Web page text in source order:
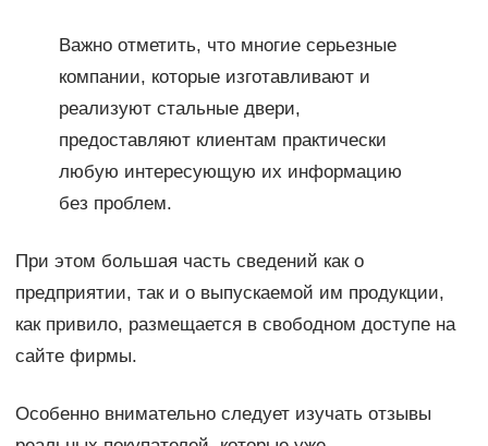
Важно отметить, что многие серьезные
компании, которые изготавливают и
реализуют стальные двери,
предоставляют клиентам практически
любую интересующую их информацию
без проблем.
При этом большая часть сведений как о
предприятии, так и о выпускаемой им продукции,
как привило, размещается в свободном доступе на
сайте фирмы.
Особенно внимательно следует изучать отзывы